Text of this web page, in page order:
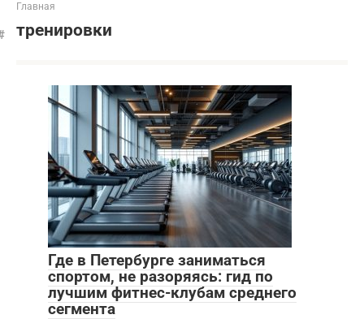
Главная
тренировки
Где в Петербурге заниматься
спортом, не разоряясь: гид по
лучшим фитнес-клубам среднего
сегмента